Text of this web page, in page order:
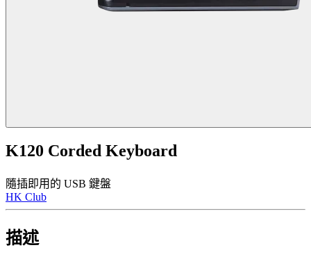
K120 Corded Keyboard
隨插即用的 USB 鍵盤
HK Club
描述